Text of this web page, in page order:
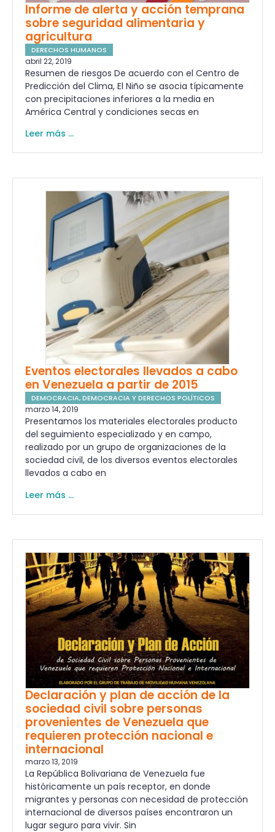
Informe de alerta y acción temprana
sobre seguridad alimentaria y
agricultura
DERECHOS HUMANOS
abril 22, 2019
Resumen de riesgos De acuerdo con el Centro de
Predicción del Clima, El Niño se asocia típicamente
con precipitaciones inferiores a la media en
América Central y condiciones secas en
Leer más ...
Eventos electorales llevados a cabo
en Venezuela a partir de 2015
DEMOCRACIA,DEMOCRACIA Y DERECHOS POLÍTICOS
marzo 14, 2019
Presentamos los materiales electorales producto
del seguimiento especializado y en campo,
realizado por un grupo de organizaciones de la
sociedad civil, de los diversos eventos electorales
llevados a cabo en
Leer más ...
Declaración y plan de acción de la
sociedad civil sobre personas
provenientes de Venezuela que
requieren protección nacional e
internacional
marzo 13, 2019
La República Bolivariana de Venezuela fue
históricamente un país receptor, en donde
migrantes y personas con necesidad de protección
internacional de diversos países encontraron un
lugar seguro para vivir. Sin